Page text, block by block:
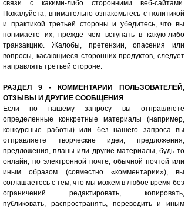
связи с какими-либо сторонними веб-сайтами.
Пожалуйста, внимательно ознакомьтесь с политикой
и практикой третьей стороны и убедитесь, что вы
понимаете их, прежде чем вступать в какую-либо
транзакцию. Жалобы, претензии, опасения или
вопросы, касающиеся сторонних продуктов, следует
направлять третьей стороне.
РАЗДЕЛ 9 - КОММЕНТАРИИ ПОЛЬЗОВАТЕЛЕЙ,
ОТЗЫВЫ И ДРУГИЕ СООБЩЕНИЯ
Если по нашему запросу вы отправляете
определенные конкретные материалы (например,
конкурсные работы) или без нашего запроса вы
отправляете творческие идеи, предложения,
предложения, планы или другие материалы, будь то
онлайн, по электронной почте, обычной почтой или
иным образом (совместно «комментарии»), вы
соглашаетесь с тем, что мы можем в любое время без
ограничений редактировать, копировать,
публиковать, распространять, переводить и иным